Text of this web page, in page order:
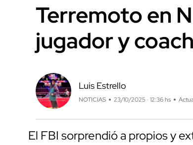
Terremoto en
jugador y
Luis Estrello
NOTICIAS 23/10/2025 · 12:36 hs
El FBI sorprendió a propios y